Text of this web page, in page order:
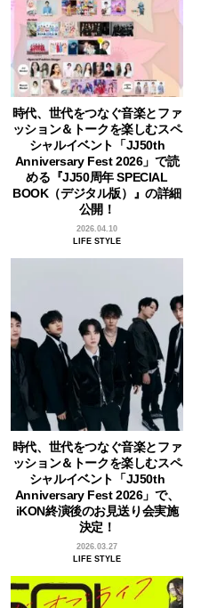
時代、世代をつなぐ音楽とファ
ッション＆トークを楽しむスペ
シャルイベント「JJ50th
Anniversary Fest 2026」で読
める『JJ50周年 SPECIAL
BOOK（デジタル版）』の詳細
公開！
2026.04.10
LIFE STYLE
時代、世代をつなぐ音楽とファ
ッション＆トークを楽しむスペ
シャルイベント「JJ50th
Anniversary Fest 2026」で、
iKON終演後のお見送り会実施
決定！
2026.03.27
LIFE STYLE